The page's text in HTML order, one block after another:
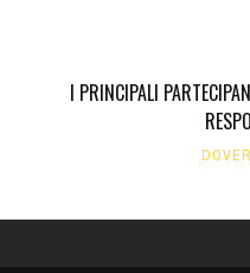
I PRINCIPALI